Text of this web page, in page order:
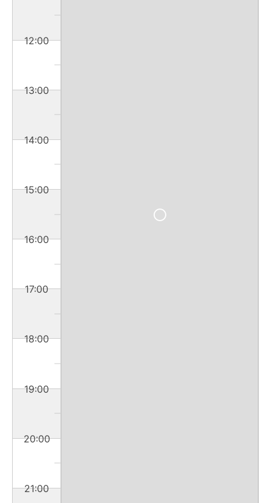
12:00
13:00
14:00
15:00
16:00
17:00
18:00
19:00
20:00
21:00